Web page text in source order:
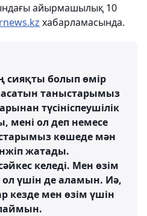
айырмашылық 10
хабарламасында.
сияқты болып өмір
таныстарымыз
түсініспеушілік
ол деп немесе
көшеде мән
жатады.
келеді. Мен өзім
ол үшін де аламын. Иә,
кезде мен өзім үшін